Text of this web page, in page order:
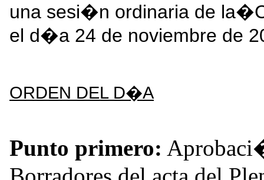
una sesi�n ordinaria de
el d�a 24 de noviembre de
ORDEN DEL D�A
Punto primero: